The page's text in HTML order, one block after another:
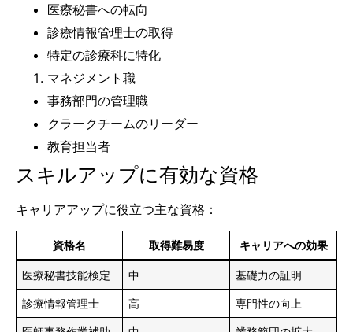
医療秘書への転向
診療情報管理士の取得
特定の診療科に特化
マネジメント職
事務部門の管理職
クラークチームのリーダー
教育担当者
スキルアップに有効な資格
キャリアアップに役立つ主な資格：
資格名 取得難易度 キャリアへの効果
医療秘書技能検定 中 基礎力の証明
診療情報管理士 高 専門性の向上